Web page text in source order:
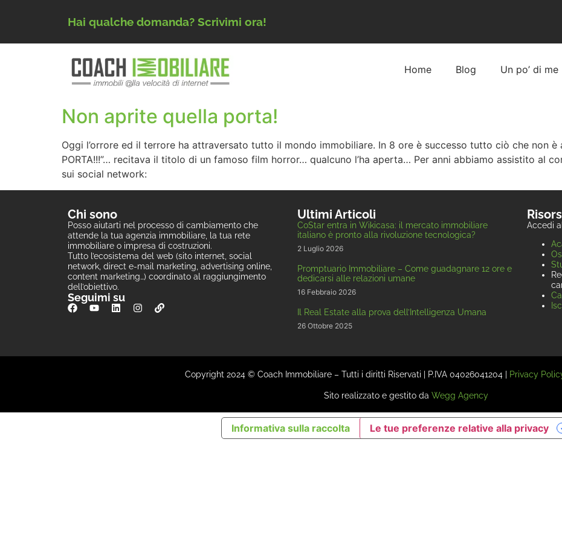
Hai qualche domanda? Scrivimi ora!
Home Blog Un po’ di me
Non aprite quella porta!
Oggi l’orrore ed il terrore ha attraversato tutto il mondo immobiliare. In 8 ore è successo tutto ciò che non è
PORTA!!!”… recitava il titolo di un famoso film horror… qualcuno l’ha aperta… Per anni abbiamo assistito al
sui social network:
Chi sono
Posso aiutarti nel processo di cambiamento che
attende la tua agenzia immobiliare, la tua rete
immobiliare o impresa di costruzioni.
Tutto l’ecosistema del web (sito internet, social
network, direct e-mail marketing, advertising online,
content marketing…) coordinato al raggiungimento
dell’obiettivo.
Seguimi su
Ultimi Articoli
CoStar entra in Wikicasa: il mercato immobiliare
italiano è pronto alla rivoluzione tecnologica?
2 Luglio 2026
Promptuario Immobiliare – Come guadagnare 12 ore e
dedicarsi alle relazioni umane
16 Febbraio 2026
Il Real Estate alla prova dell’Intelligenza Umana
26 Ottobre 2025
Accedi
Copyright 2024 © Coach Immobiliare – Tutti i diritti Riservati | P.IVA 04026041204 | Privacy
Sito realizzato e gestito da Wegg Agency
Informativa sulla raccolta Le tue preferenze relative alla privacy